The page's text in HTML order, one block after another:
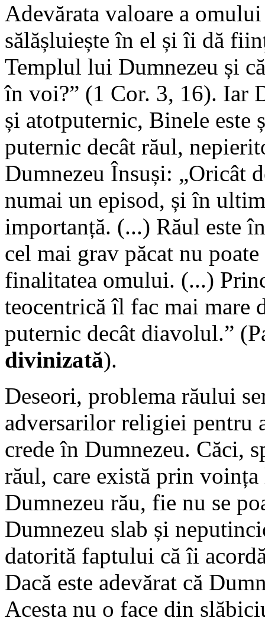
Adevărata valoare a
sălășluiește în el și îi dă
Templul lui Dumnezeu și
în voi?” (1 Cor. 3, 16). Iar
și atotputernic, Binele
puternic decât răul,
Dumnezeu Însuși: „Oricât
numai un episod, și în
importanță. (...) Răul este
cel mai grav păcat nu
finalitatea omului. (...)
teocentrică îl fac mai mare
puternic decât diavolul.”
divinizată).
Deseori, problema răului
adversarilor religiei pentru
crede în Dumnezeu. Căci,
răul, care există prin
Dumnezeu rău, fie nu se
Dumnezeu slab și
datorită faptului că îi
Dacă este adevărat că
Acesta nu o face din